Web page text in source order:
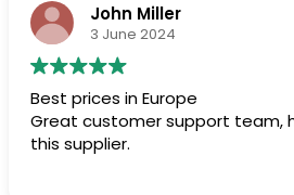
John Miller
3 June 2024
Best prices in Europe
Great customer support team,
this supplier.